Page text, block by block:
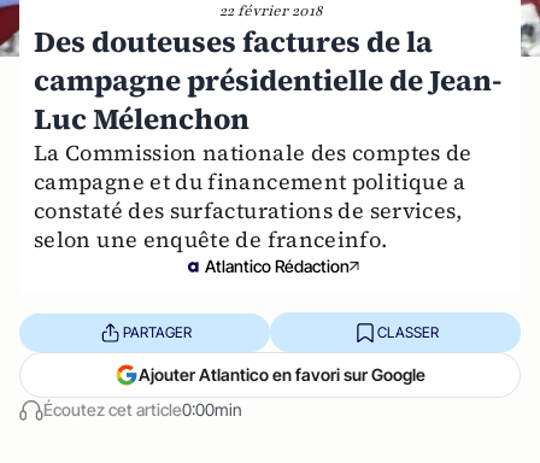
22 février 2018
Des douteuses factures de la
campagne présidentielle de Jean-
Luc Mélenchon
La Commission nationale des comptes de
campagne et du financement politique a
constaté des surfacturations de services,
selon une enquête de franceinfo.
Atlantico Rédaction
Écoutez cet article0:00min
PARTAGER CLASSER
Ajouter Atlantico en favori sur Google